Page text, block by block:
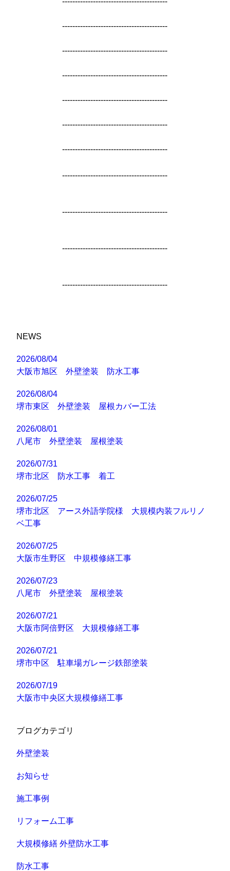
-----------------------------------------
-----------------------------------------
-----------------------------------------
-----------------------------------------
-----------------------------------------
-----------------------------------------
-----------------------------------------
-----------------------------------------
-----------------------------------------
-----------------------------------------
NEWS
2026/08/04
大阪市旭区 外壁塗装 防水工事
2026/08/04
堺市東区 外壁塗装 屋根カバー工法
2026/08/01
八尾市 外壁塗装 屋根塗装
2026/07/31
堺市北区 防水工事 着工
2026/07/25
堺市北区 アース外語学院様 大規模内装フルリノ
ベ工事
2026/07/25
大阪市生野区 中規模修繕工事
2026/07/23
八尾市 外壁塗装 屋根塗装
2026/07/21
大阪市阿倍野区 大規模修繕工事
2026/07/21
堺市中区 駐車場ガレージ鉄部塗装
2026/07/19
大阪市中央区大規模修繕工事
ブログカテゴリ
外壁塗装
お知らせ
施工事例
リフォーム工事
大規模修繕 外壁防水工事
防水工事